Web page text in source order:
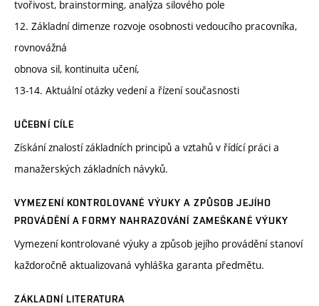
tvořivost, brainstorming, analýza silového pole
12. Základní dimenze rozvoje osobnosti vedoucího pracovníka,
rovnovážná
obnova sil, kontinuita učení,
13-14. Aktuální otázky vedení a řízení současnosti
UČEBNÍ CÍLE
Získání znalostí základních principů a vztahů v řídící práci a
manažerských základních návyků.
VYMEZENÍ KONTROLOVANÉ VÝUKY A ZPŮSOB JEJÍHO
PROVÁDĚNÍ A FORMY NAHRAZOVÁNÍ ZAMEŠKANÉ VÝUKY
Vymezení kontrolované výuky a způsob jejího provádění stanoví
každoročně aktualizovaná vyhláška garanta předmětu.
ZÁKLADNÍ LITERATURA